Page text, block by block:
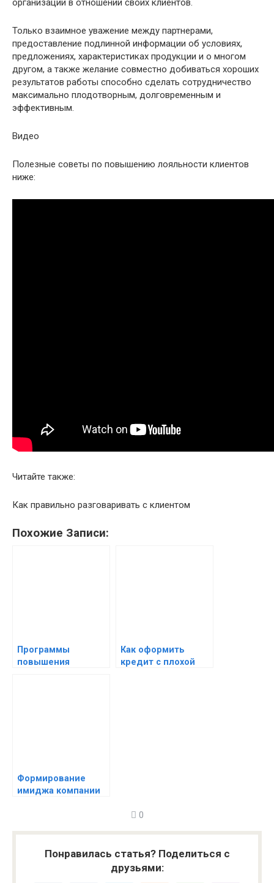
организации в отношении своих клиентов.
Только взаимное уважение между партнерами,
предоставление подлинной информации об условиях,
предложениях, характеристиках продукции и о многом
другом, а также желание совместно добиваться хороших
результатов работы способно сделать сотрудничество
максимально плодотворным, долговременным и
эффективным.
Видео
Полезные советы по повышению лояльности клиентов
ниже:
Читайте также:
Как правильно разговаривать с клиентом
Похожие Записи:
Программы
повышения
Как оформить
кредит с плохой
Формирование
имиджа компании
0
Понравилась статья? Поделиться с
друзьями: